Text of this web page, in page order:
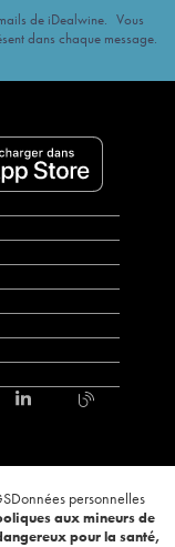
de iDealwine. Vous
dans chaque message.
Données personnelles
aux mineurs de
pour la santé,